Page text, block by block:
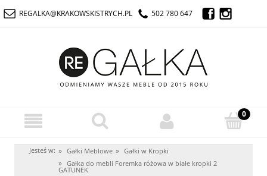
REGALKA@KRAKOWSKISTRYCH.PL 502 780 647
Jesteś w: » Gałki Meblowe » Gałki w Kropki
» Gałka do mebli Foremka różowa w białe kropki 2
GATUNEK